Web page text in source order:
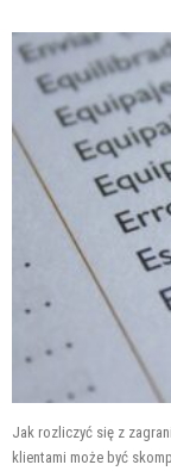
Jak rozliczyć się z
klientami może być